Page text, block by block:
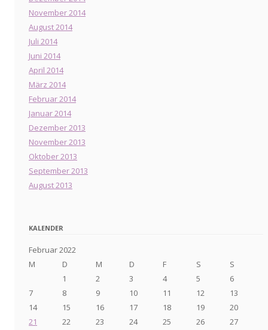
November 2014
August 2014
Juli 2014
Juni 2014
April 2014
März 2014
Februar 2014
Januar 2014
Dezember 2013
November 2013
Oktober 2013
September 2013
August 2013
KALENDER
Februar 2022
M
D M D F S
S
1
2 3 4 5
6
7
8 9 10 11 12
13
14
15 16 17 18 19
20
21
22 23 24 25 26
27